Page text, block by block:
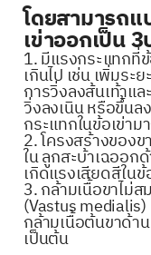
โดยสามารถ
เข่าออกเป็น
1. มีแรงกระแทกที่
เกินไป เช่น เพิ่มระ
การวิ่งลงส้นเท้าแ
วิ่งลงเนิน หรือขึ้นล
กระแทกในข้อเข่าม
2. โครงสร้างของ
ใน ลูกสะบ้าเฉออก
เกิดแรงเสียดสีใน
3. กล้ามเนื้อขาไม่
(Vastus
กล้ามเนื้อต้นขาด้า
เป็นต้น